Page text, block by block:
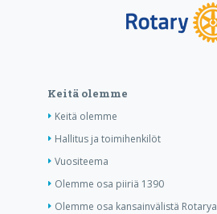
Keitä olemme
Keitä olemme
Hallitus ja toimihenkilöt
Vuositeema
Olemme osa piiriä 1390
Olemme osa kansainvälistä Rotarya